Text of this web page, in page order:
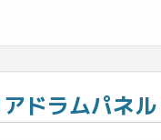
ドラムパネ